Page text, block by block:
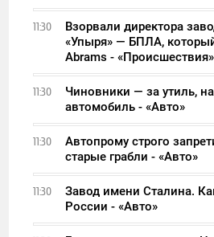
11:30
Взорвали директора
«Упыря» — БПЛА,
Abrams - «Происшествия»
11:30
Чиновники — за утиль,
автомобиль - «Авто»
11:30
Автопрому строго
старые грабли - «Авто»
11:30
Завод имени Сталина.
России - «Авто»